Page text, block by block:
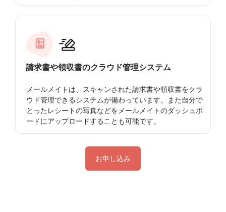
請求書や領収書のクラウド管理システム
メールメイトは、スキャンされた請求書や領収書をクラ
ウド管理できるシステムが備わっています。また自分で
とったレシートの写真などをメールメイトのダッシュボ
ードにアップロードすることも可能です。
お申し込み